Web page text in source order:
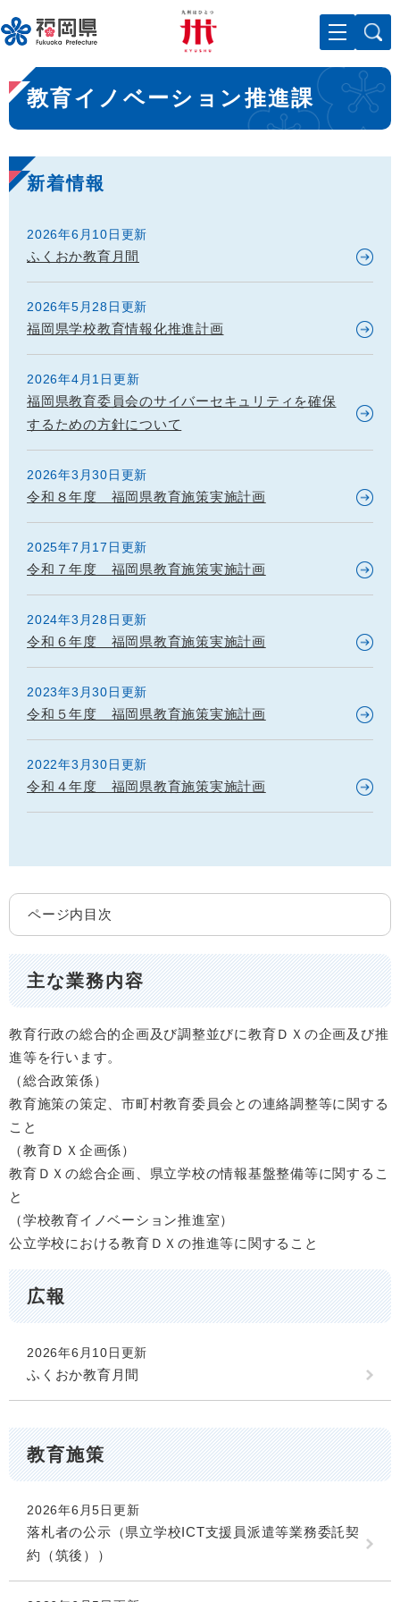
ー
ジ
先
頭
で
。
メニューを飛ばして本文へ
本
文
教育イノベーション推進課
新着情報
2026年6月10日更新
ふくおか教育月間
2026年5月28日更新
福岡県学校教育情報化推進計画
2026年4月1日更新
福岡県教育委員会のサイバーセキュリティを確保
するための方針について
2026年3月30日更新
令和８年度 福岡県教育施策実施計画
2025年7月17日更新
令和７年度 福岡県教育施策実施計画
2024年3月28日更新
令和６年度 福岡県教育施策実施計画
2023年3月30日更新
令和５年度 福岡県教育施策実施計画
2022年3月30日更新
令和４年度 福岡県教育施策実施計画
ページ内目次
主な業務内容
教育行政の総合的企画及び調整並びに教育ＤＸの企画及び推
進等を行います。
（総合政策係）
教育施策の策定、市町村教育委員会との連絡調整等に関する
こと
（教育ＤＸ企画係）
教育ＤＸの総合企画、県立学校の情報基盤整備等に関するこ
と
（学校教育イノベーション推進室）
公立学校における教育ＤＸの推進等に関すること
広報
2026年6月10日更新
ふくおか教育月間
教育施策
2026年6月5日更新
落札者の公示（県立学校ICT支援員派遣等業務委託契
約（筑後））